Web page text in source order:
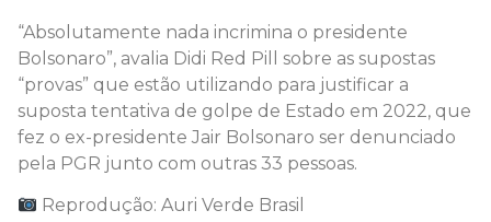
“Absolutamente nada incrimina o presidente
Bolsonaro”, avalia Didi Red Pill sobre as supostas
“provas” que estão utilizando para justificar a
suposta tentativa de golpe de Estado em 2022, que
fez o ex-presidente Jair Bolsonaro ser denunciado
pela PGR junto com outras 33 pessoas.
Reprodução: Auri Verde Brasil